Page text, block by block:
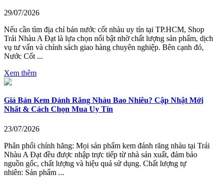
29/07/2026
Nếu cần tìm địa chỉ bán nước cốt nhàu uy tín tại TP.HCM, Shop
Trái Nhàu A Đạt là lựa chọn nổi bật nhờ chất lượng sản phẩm, dịch
vụ tư vấn và chính sách giao hàng chuyên nghiệp. Bên cạnh đó,
Nước Cốt ...
Xem thêm
Giá Bán Kem Đánh Răng Nhàu Bao Nhiêu? Cập Nhật Mới
Nhất & Cách Chọn Mua Uy Tín
23/07/2026
Phân phối chính hãng: Mọi sản phẩm kem đánh răng nhàu tại Trái
Nhàu A Đạt đều được nhập trực tiếp từ nhà sản xuất, đảm bảo
nguồn gốc, chất lượng và hiệu quả sử dụng. Chất lượng tự
nhiên: Sản phẩm ...